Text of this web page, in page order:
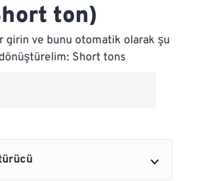
ton)
girin ve bunu otomatik olarak şu
Short tons